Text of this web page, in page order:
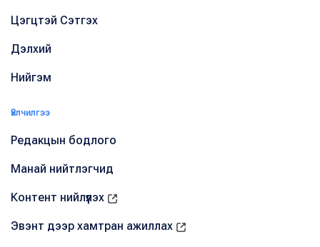
Цэгцтэй Сэтгэх
Дэлхий
Нийгэм
Үйлчилгээ
Редакцын бодлого
Манай нийтлэгчид
Контент нийлүүлэх
Эвэнт дээр хамтран ажиллах